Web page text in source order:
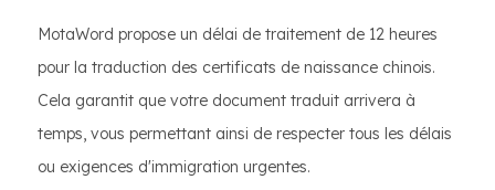
MotaWord propose un délai de traitement de 12 heures
pour la traduction des certificats de naissance chinois.
Cela garantit que votre document traduit arrivera à
temps, vous permettant ainsi de respecter tous les délais
ou exigences d'immigration urgentes.